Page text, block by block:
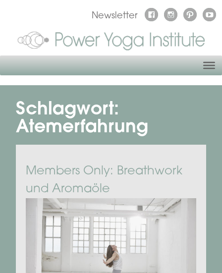
Newsletter
Schlagwort:
Atemerfahrung
Members Only: Breathwork
und Aromaöle